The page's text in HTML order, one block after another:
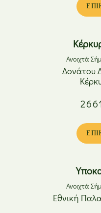
Παρασκευή
Κυριακή
Ανοιχτά
Παρασκευή
Κυριακή
Δονάτου
Ανοιχτά
Εθνική